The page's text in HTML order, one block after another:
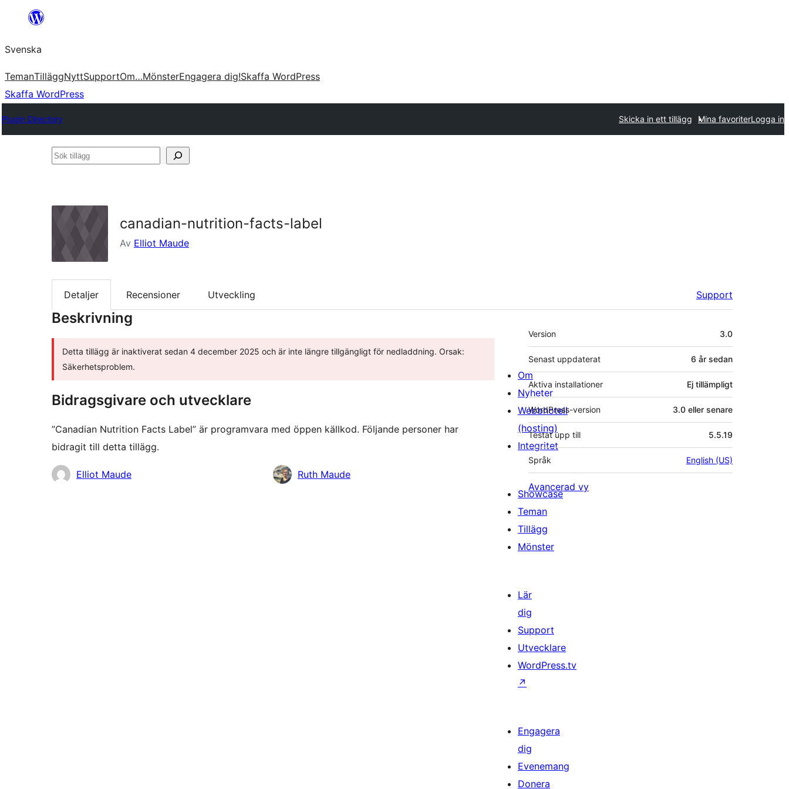
Hoppa
innehåll
Svenska
TemanTilläggNyttSupportOm…MönsterEngagera dig!Skaffa WordPress
Skaffa WordPress
Plugin Directory Skicka in ett tillägg Mina favoriterLogga in
Sök
canadian-nutrition-facts-label
Av Elliot Maude
Detaljer Recensioner Utveckling Support
Beskrivning
Detta tillägg är inaktiverat sedan 4 december 2025 och är inte längre tillgängligt för nedladdning. Orsak:
Säkerhetsproblem.
Bidragsgivare och utvecklare
”Canadian Nutrition Facts Label” är programvara med öppen källkod. Följande personer har
bidragit till detta tillägg.
BidragandeElliot Maude Ruth Maude
Meta
Version 3.0
Senast uppdaterat 6 år sedan
Aktiva installationer Ej tillämpligt
WordPress-version 3.0 eller senare
Testat upp till 5.5.19
Språk English (US)
Avancerad vy
Om
Nyheter
Webbhotell
(hosting)
Integritet
Showcase
Teman
Tillägg
Mönster
Lär
dig
Support
Utvecklare
WordPress.tv
↗
Engagera
dig
Evenemang
Donera